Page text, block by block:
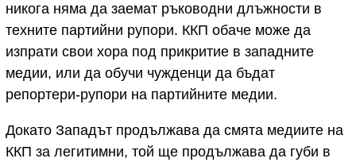
никога няма да заемат ръководни длъжности в
техните партийни рупори. ККП обаче може да
изпрати свои хора под прикритие в западните
медии, или да обучи чужденци да бъдат
репортери-рупори на партийните медии.
Докато Западът продължава да смята медиите на
ККП за легитимни, той ще продължава да губи в